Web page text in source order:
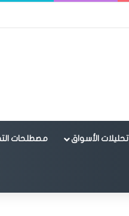
تحليلات الأسواق مصطلحات